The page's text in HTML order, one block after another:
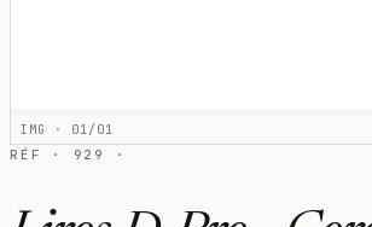
IMG · 01/01
RÉF · 929 ·